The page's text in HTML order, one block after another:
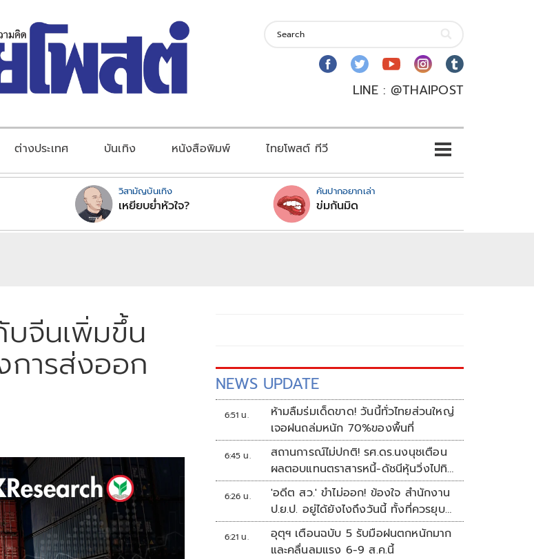
LINE : @THAIPOST
ต่างประเทศ บันเทิง หนังสือพิมพ์ ไทยโพสต์ ทีวี
วิสามัญบันเทิง
เหยียบย่ำหัวใจ?
คันปากอยากเล่า
ข่มกันมิด
บจีนเพิ่มขึ้น
การส่งออก NEWS UPDATE
6:51 น.
ห้ามลืมร่มเด็ดขาด! วันนี้ทั่วไทยส่วนใหญ่
เจอฝนถล่มหนัก 70%ของพื้นที่
6:45 น.
สถานการณ์ไม่ปกติ! รศ.ดร.นงนุชเตือน
ผลตอบแทนตราสารหนี้-ดัชนีหุ้นวิ่งไปทิศ
เดียวกัน
6:26 น.
'อดีต สว.' ขำไม่ออก! ข้องใจ สำนักงาน
ป.ย.ป. อยู่ได้ยังไงถึงวันนี้ ทั้งที่ควรยุบ
ตั้งแต่ปี 66
6:21 น.
อุตุฯ เตือนฉบับ 5 รับมือฝนตกหนักมาก
และคลื่นลมแรง 6-9 ส.ค.นี้